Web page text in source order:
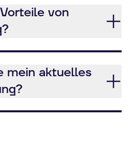
von
mein aktuelles